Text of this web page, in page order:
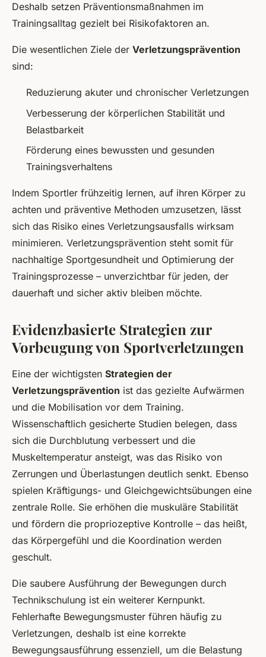
Deshalb setzen Präventionsmaßnahmen im
Trainingsalltag gezielt bei Risikofaktoren an.
Die wesentlichen Ziele der Verletzungsprävention
sind:
Reduzierung akuter und chronischer Verletzungen
Verbesserung der körperlichen Stabilität und
Belastbarkeit
Förderung eines bewussten und gesunden
Trainingsverhaltens
Indem Sportler frühzeitig lernen, auf ihren Körper zu
achten und präventive Methoden umzusetzen, lässt
sich das Risiko eines Verletzungsausfalls wirksam
minimieren. Verletzungsprävention steht somit für
nachhaltige Sportgesundheit und Optimierung der
Trainingsprozesse – unverzichtbar für jeden, der
dauerhaft und sicher aktiv bleiben möchte.
Evidenzbasierte Strategien zur
Vorbeugung von Sportverletzungen
Eine der wichtigsten Strategien der
Verletzungsprävention ist das gezielte Aufwärmen
und die Mobilisation vor dem Training.
Wissenschaftlich gesicherte Studien belegen, dass
sich die Durchblutung verbessert und die
Muskeltemperatur ansteigt, was das Risiko von
Zerrungen und Überlastungen deutlich senkt. Ebenso
spielen Kräftigungs- und Gleichgewichtsübungen eine
zentrale Rolle. Sie erhöhen die muskuläre Stabilität
und fördern die propriozeptive Kontrolle – das heißt,
das Körpergefühl und die Koordination werden
geschult.
Die saubere Ausführung der Bewegungen durch
Technikschulung ist ein weiterer Kernpunkt.
Fehlerhafte Bewegungsmuster führen häufig zu
Verletzungen, deshalb ist eine korrekte
Bewegungsausführung essenziell, um die Belastung